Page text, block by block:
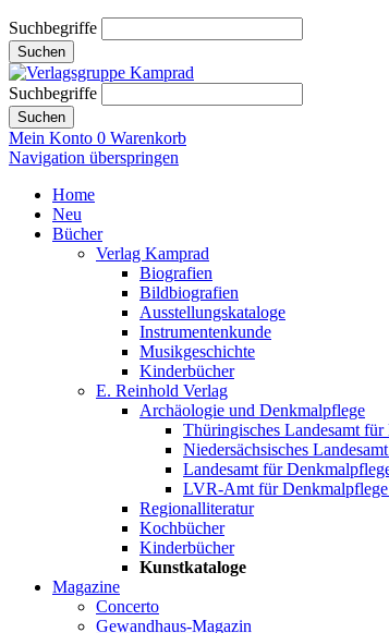
Suchbegriffe
Suchen
Suchbegriffe
Suchen
Mein Konto 0 Warenkorb
Navigation überspringen
Home
Neu
Bücher
Verlag Kamprad
Biografien
Bildbiografien
Ausstellungskataloge
Instrumentenkunde
Musikgeschichte
Kinderbücher
E. Reinhold Verlag
Archäologie und Denkmalpflege
Thüringisches Landesamt
Niedersächsisches
Landesamt für
LVR-Amt für
Regionalliteratur
Kochbücher
Kinderbücher
Kunstkataloge
Magazine
Concerto
Gewandhaus-Magazin